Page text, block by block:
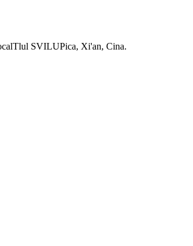
SVILUPica, Xi'an, Cina.